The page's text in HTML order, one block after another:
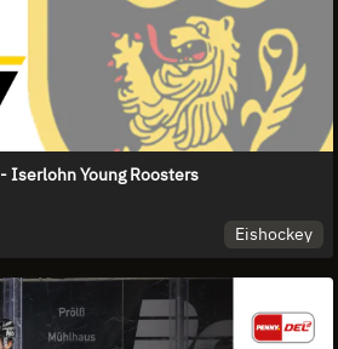
- Iserlohn Young Roosters
Eishockey